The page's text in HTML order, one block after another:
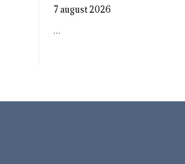
7 august 2026
…